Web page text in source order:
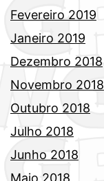
Fevereiro 2019
Janeiro 2019
Dezembro 2018
Novembro 2018
Outubro 2018
Julho 2018
Junho 2018
Maio 2018